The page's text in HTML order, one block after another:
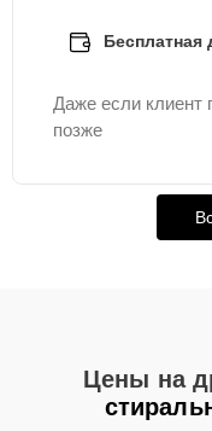
Бесплатная
Даже если клиент
позже
Цены на